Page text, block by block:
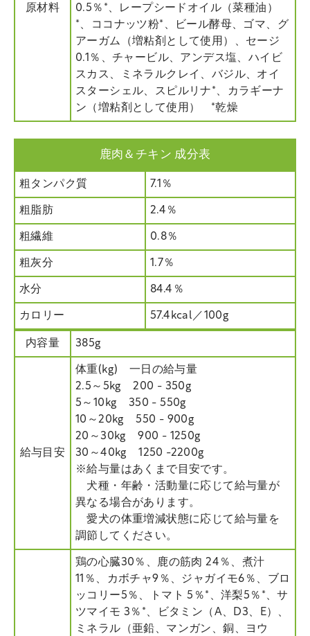
原材料
0.5％*、レープシードオイル（菜種油）
*、ココナッツ粉*、ビール酵母、ゴマ、グ
アーガム（増粘剤として使用）、セージ
0.1％、チャービル、アンデス塩、ハイビ
スカス、ミネラルクレイ、バジル、オイ
スターシェル、スピルリナ*、カラギーナ
ン（増粘剤として使用） *乾燥
鹿肉＆チキン 成分表
粗タンパク質 7.1％
粗脂肪 2.4％
粗繊維 0.8％
粗灰分 1.7％
水分 84.4％
カロリー 57.4kcal／100g
内容量 385g
給与目安
体重(kg) 一日の給与量
2.5～5kg 200 - 350g
5～10kg 350 - 550g
10～20kg 550 - 900g
20～30kg 900 - 1250g
30～40kg 1250 -2200g
※給与量はあくまで目安です。
犬種・年齢・活動量に応じて給与量が
異なる場合があります。
愛犬の体重増減状態に応じて給与量を
調節してください。
鶏の心臓30％、鹿の筋肉 24％、煮汁
11％、カボチャ9％、ジャガイモ6％、ブロ
ッコリー5％、トマト 5％*、洋梨5％*、サ
ツマイモ 3％*、ビタミン（A、D3、E）、
ミネラル（亜鉛、マンガン、銅、ヨウ